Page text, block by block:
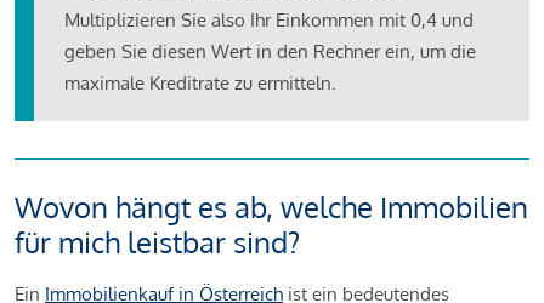
Multiplizieren Sie also Ihr Einkommen mit 0,4 und
geben Sie diesen Wert in den Rechner ein, um die
maximale Kreditrate zu ermitteln.
Wovon hängt es ab, welche Immobilien
für mich leistbar sind?
Ein Immobilienkauf in Österreich ist ein bedeutendes